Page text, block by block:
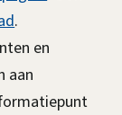
.
en
aan